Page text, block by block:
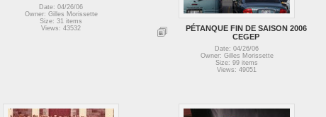
Date: 04/26/06
Owner: Gilles Morissette
Size: 31 items
Views: 43532
PÉTANQUE FIN DE SAISON 2006
CEGEP
Date: 04/26/06
Owner: Gilles Morissette
Size: 99 items
Views: 49051